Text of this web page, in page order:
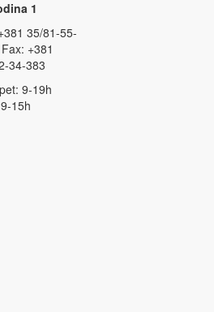
1
35/81-55-
+381
34-383
9-19h
15h